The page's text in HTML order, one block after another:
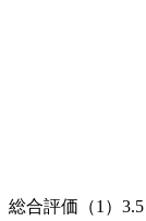
総合評価（1） 3.5